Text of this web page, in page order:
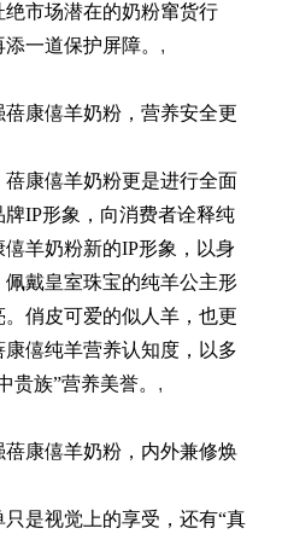
市场潜在的奶粉窜货行
一道保护屏障。 ,
康僖羊奶粉，营养安全更
康僖羊奶粉更是进行全面
IP形象，向消费者诠释纯
羊奶粉新的IP形象，以身
戴皇室珠宝的纯羊公主形
俏皮可爱的似人羊，也更
僖纯羊营养认知度，以多
贵族”营养美誉。 ,
康僖羊奶粉，内外兼修焕
是视觉上的享受，还有“真